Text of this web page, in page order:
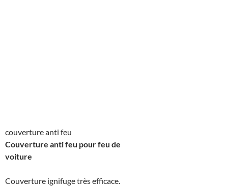
couverture anti feu
Couverture anti feu pour feu de
voiture
Couverture ignifuge très efficace.